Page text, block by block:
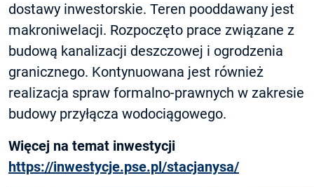
dostawy inwestorskie. Teren pooddawany jest
makroniwelacji. Rozpoczęto prace związane z
budową kanalizacji deszczowej i ogrodzenia
granicznego. Kontynuowana jest również
realizacja spraw formalno-prawnych w zakresie
budowy przyłącza wodociągowego.
Więcej na temat inwestycji
https://inwestycje.pse.pl/stacjanysa/